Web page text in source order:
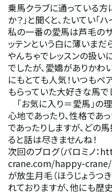
乗馬クラブに通っている方
か？」と聞くと、たいてい「
私の一番の愛馬は芦毛のサ
ッテンという白に薄いまだ
やんちゃでレッスンの扱い
でしたが、愛嬌がありかわ
にもとても人気！いつもペ
もらっていた大好きな馬で
「お気に入り＝愛馬」の
心地であったり、性格であ
であったりしますが、どの
ると話は尽きませんね！
次回のブログ（パロミノ
crane.com/happy-crane/
が放生月毛（ほうじょうつ
れておりますが、他にも歴